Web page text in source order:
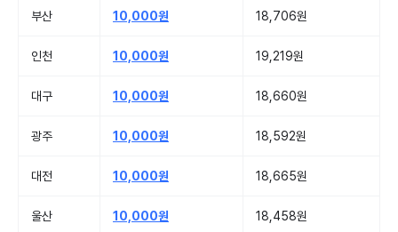
부산 10,000원 18,706원
인천 10,000원 19,219원
대구 10,000원 18,660원
광주 10,000원 18,592원
대전 10,000원 18,665원
울산 10,000원 18,458원